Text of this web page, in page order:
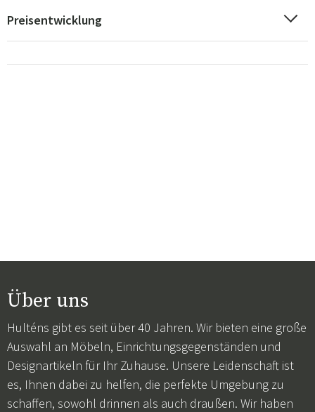
Preisentwicklung
Über uns
Hulténs gibt es seit über 40 Jahren. Wir bieten eine große
Auswahl an Möbeln, Einrichtungsgegenständen und
Designartikeln für Ihr Zuhause. Unsere Leidenschaft ist
es, Ihnen dabei zu helfen, die perfekte Umgebung zu
schaffen, sowohl drinnen als auch draußen. Wir haben